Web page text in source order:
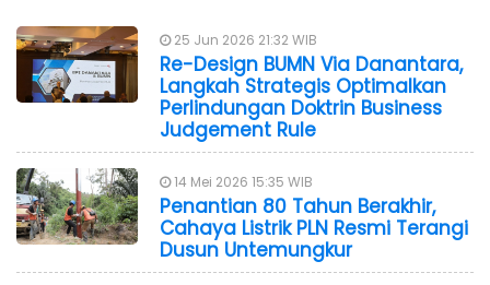
25 Jun 2026 21:32 WIB
Re-Design BUMN Via Danantara,
Langkah Strategis Optimalkan
Perlindungan Doktrin Business
Judgement Rule
14 Mei 2026 15:35 WIB
Penantian 80 Tahun Berakhir,
Cahaya Listrik PLN Resmi Terangi
Dusun Untemungkur